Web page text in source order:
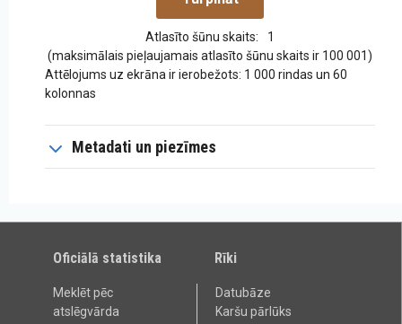
Atlasīto šūnu skaits:
1
(maksimālais pieļaujamais atlasīto šūnu skaits ir 100 001)
Attēlojums uz ekrāna ir ierobežots: 1 000 rindas un 60
kolonnas
Metadati un piezīmes
Oficiālā statistika
Meklēt pēc
atslēgvārda
Rīki
Datubāze
Karšu pārlūks